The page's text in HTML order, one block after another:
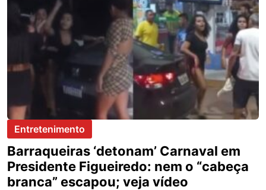
Entretenimento
Barraqueiras ‘detonam’ Carnaval em
Presidente Figueiredo: nem o “cabeça
branca” escapou; veja vídeo